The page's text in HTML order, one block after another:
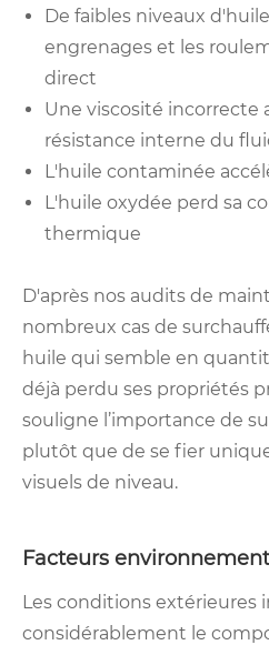
De faibles niveaux
engrenages et les
direct
Une viscosité incorrecte
résistance interne du
L'huile contaminée
L'huile oxydée perd sa
thermique
D'après nos audits de
nombreux cas de
huile qui semble en
déjà perdu ses propriétés
souligne l’importance de
plutôt que de se fier
visuels de niveau.
Facteurs
Les conditions extérieures
considérablement le